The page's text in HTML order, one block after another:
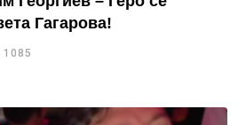
Гагарова!
1085